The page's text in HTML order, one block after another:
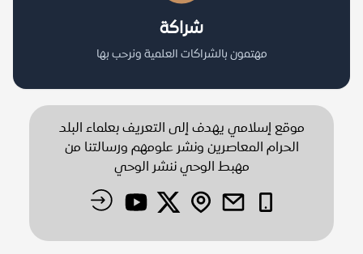
شراكة
مهتمون بالشراكات العلمية ونرحب بها
موقع إسلامي يهدف إلى التعريف بعلماء البلد
الحرام المعاصرين ونشر علومهم ورسالتنا من
مهبط الوحي ننشر الوحي